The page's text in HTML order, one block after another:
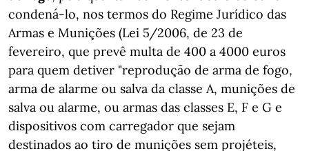
condená-lo, nos termos do Regime Jurídico das
Armas e Munições (Lei 5/2006, de 23 de
fevereiro, que prevê multa de 400 a 4000 euros
para quem detiver "reprodução de arma de fogo,
arma de alarme ou salva da classe A, munições de
salva ou alarme, ou armas das classes E, F e G e
dispositivos com carregador que sejam
destinados ao tiro de munições sem projéteis,